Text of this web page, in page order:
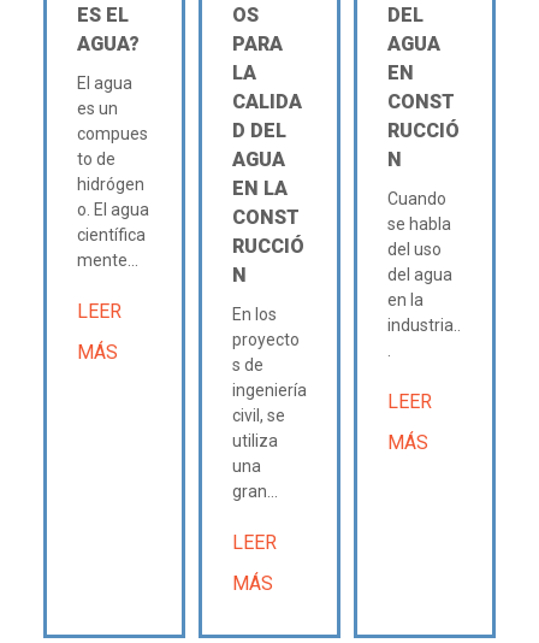
ES EL
AGUA?
El agua
es un
compues
to de
hidrógen
o. El agua
científica
mente...
LEER
MÁS
OS
PARA
LA
CALIDA
D DEL
AGUA
EN LA
CONST
RUCCIÓ
N
En los
proyecto
s de
ingeniería
civil, se
utiliza
una
gran...
LEER
MÁS
DEL
AGUA
EN
CONST
RUCCIÓ
N
Cuando
se habla
del uso
del agua
en la
industria..
LEER
MÁS